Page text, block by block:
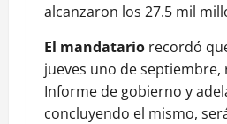
alcanzaron los 27.5 mil
El mandatario recordó
jueves uno de septiembre,
Informe de gobierno y
concluyendo el mismo,